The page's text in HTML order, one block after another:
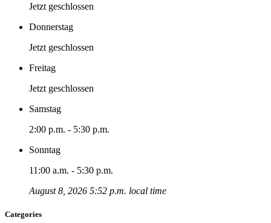
Jetzt geschlossen
Donnerstag
Jetzt geschlossen
Freitag
Jetzt geschlossen
Samstag
2:00 p.m. - 5:30 p.m.
Sonntag
11:00 a.m. - 5:30 p.m.
August 8, 2026 5:52 p.m. local time
Categories